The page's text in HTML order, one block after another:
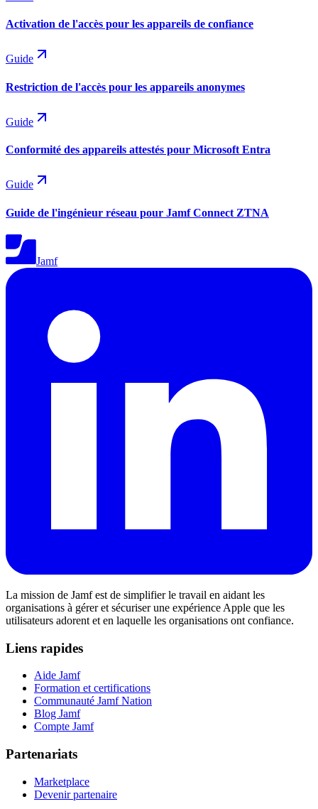
Activation de l'accès pour les appareils de confiance
Guide
Restriction de l'accès pour les appareils anonymes
Guide
Conformité des appareils attestés pour Microsoft Entra
Guide
Guide de l'ingénieur réseau pour Jamf Connect ZTNA
Jamf
La mission de Jamf est de simplifier le travail en aidant les
organisations à gérer et sécuriser une expérience Apple que les
utilisateurs adorent et en laquelle les organisations ont confiance.
Liens rapides
Aide Jamf
Formation et certifications
Communauté Jamf Nation
Blog Jamf
Compte Jamf
Partenariats
Marketplace
Devenir partenaire